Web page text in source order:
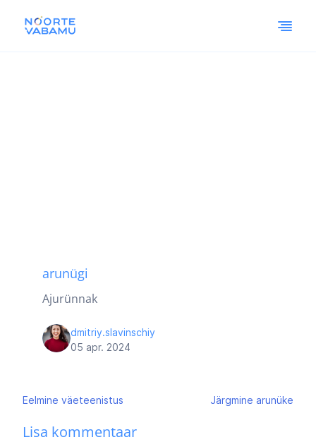
arunügi
Ajurünnak
dmitriy.slavinschiy
05 apr. 2024
Navigeerimine
Eelmine väeteenistus Järgmine arunüke
Lisa kommentaar